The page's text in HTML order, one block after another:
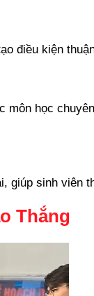
điều kiện
học
giúp sinh viên
Thắng